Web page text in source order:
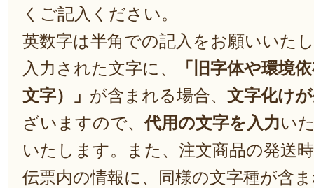
くご記入ください。
英数字は半角での記入をお願いいた
入力された文字に、
「旧字体や環境
文字）」 が含まれる場合、 文字化け
ざいますので、代用の文字を入力い
いたします。また、注文商品の発送
伝票内の情報に、同様の文字種が含